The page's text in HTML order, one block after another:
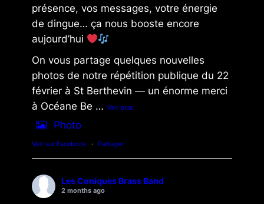
présence, vos messages, votre énergie
de dingue… ça nous booste encore
aujourd’hui
On vous partage quelques nouvelles
photos de notre répétition publique du 22
février à St Berthevin — un énorme merci
à Océane Be … Voir plus
Photo
Voir sur Facebook · Partager
Les Coniques Brass Band
2 months ago